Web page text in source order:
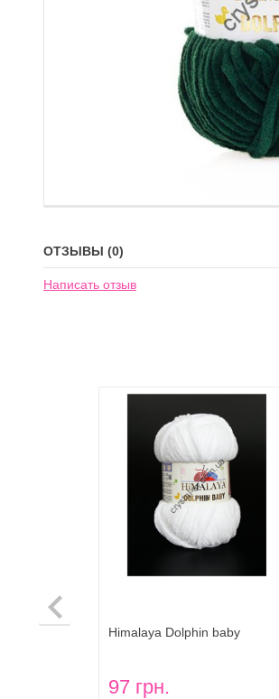
ОТЗЫВЫ (0)
Написать отзыв
Himalaya Dolphin baby
97 грн.